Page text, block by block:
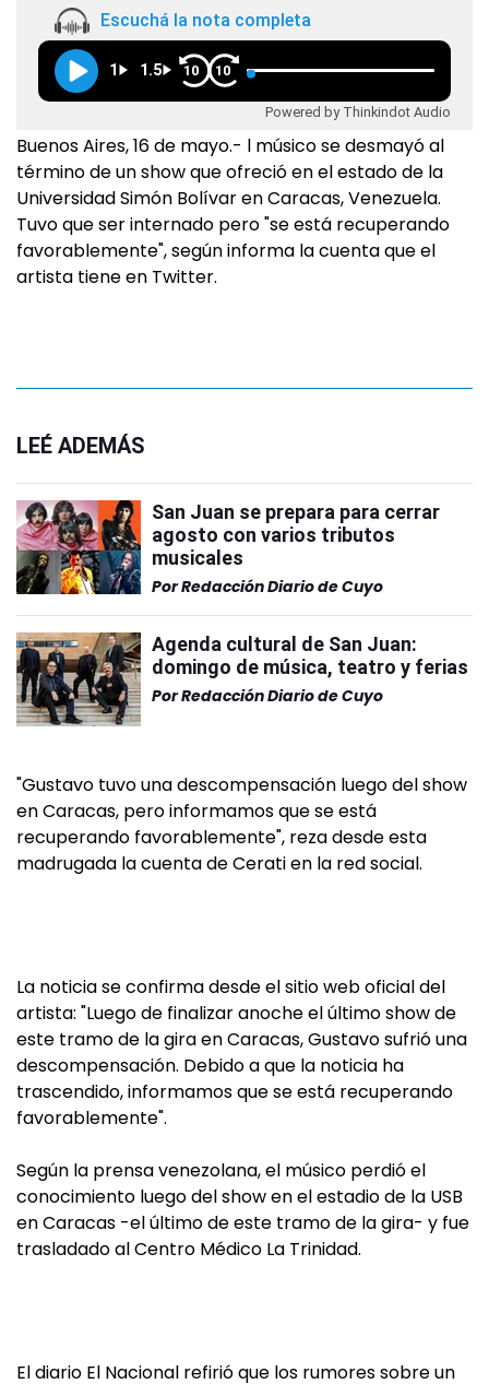
Escuchá la nota completa
1 1.5 10 10
Powered by Thinkindot Audio
Buenos Aires, 16 de mayo.- l músico se desmayó al
término de un show que ofreció en el estado de la
Universidad Simón Bolívar en Caracas, Venezuela.
Tuvo que ser internado pero "se está recuperando
favorablemente", según informa la cuenta que el
artista tiene en Twitter.
LEÉ ADEMÁS
San Juan se prepara para cerrar
agosto con varios tributos
musicales
PorRedacción Diario de Cuyo
Agenda cultural de San Juan:
domingo de música, teatro y ferias
PorRedacción Diario de Cuyo
"Gustavo tuvo una descompensación luego del show
en Caracas, pero informamos que se está
recuperando favorablemente", reza desde esta
madrugada la cuenta de Cerati en la red social.
La noticia se confirma desde el sitio web oficial del
artista: "Luego de finalizar anoche el último show de
este tramo de la gira en Caracas, Gustavo sufrió una
descompensación. Debido a que la noticia ha
trascendido, informamos que se está recuperando
favorablemente".
Según la prensa venezolana, el músico perdió el
conocimiento luego del show en el estadio de la USB
en Caracas -el último de este tramo de la gira- y fue
trasladado al Centro Médico La Trinidad.
El diario El Nacional refirió que los rumores sobre un